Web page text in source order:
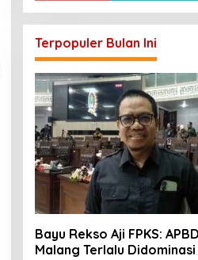
Terpopuler Bulan Ini
Bayu Rekso Aji FPKS:
Malang Terlalu